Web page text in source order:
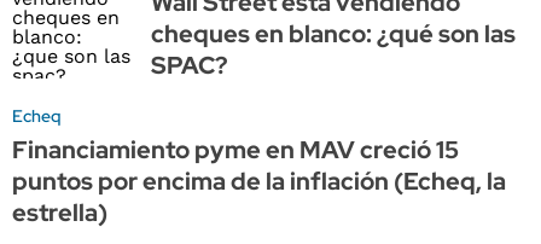
cheques en blanco: ¿qué son las
SPAC?
Echeq
Financiamiento pyme en MAV creció 15
puntos por encima de la inflación (Echeq, la
estrella)